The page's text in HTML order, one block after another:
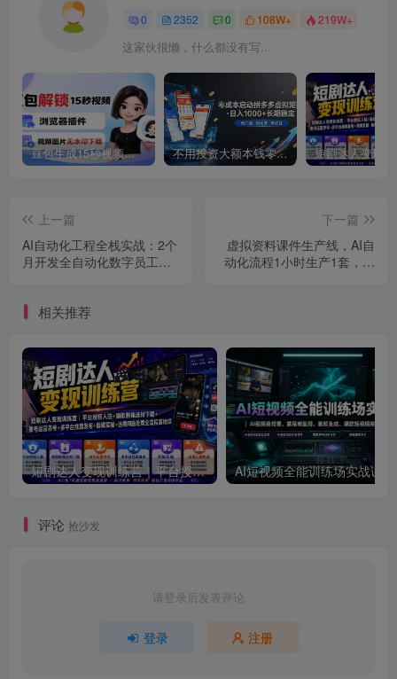
0 2352 0 108W+ 219W+
这家伙很懒，什么都没有写...
豆包生成15秒视频——浏览器插件：豆包/Dola 视频图片无水印下载 + 解锁15秒视频生成 不用投资大额本钱零成本启动，做拼多多虚拟矩阵，长期稳定！轻松维持日入 1000
上一篇
AI自动化工程全栈实战：2个
月开发全自动化数字员工，
下一篇
虚拟资料课件生产线，AI自
动化流程1小时生产1套，一
相关推荐
短剧达人变现训练营｜平台授权入驻+爆款剧集选材下载+账号运营养号+多平台挂载发布+剪辑实操+违规问题处理全流程落地课
评论 抢沙发
请登录后发表评论
登录 注册